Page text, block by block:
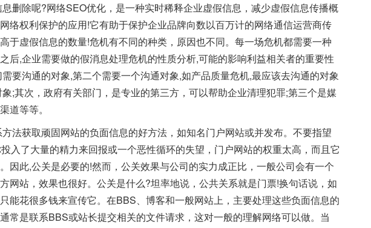
除呢?网络SEO优化，是一种实时稀释企业虚假信息，减少虚假信息传播概
络权利保护的应用!它有助于保护企业品牌向数以百万计的网络通信运营商传
于虚假信息的数量!危机有不同的种类，原因也不同。每一场危机都需要一种
后,企业需要做的假消息处理危机的性质分析,可能的影响利益相关者的重要性
要沟通的对象,第二个需要一个沟通对象,如产品质量危机,最应该去沟通的对象
;其次，政府有关部门，是专业的第三方，可以帮助企业清理犯罪;第三个是媒
道等等。
获取顽固网站的负面信息的好方法，如知名门户网站或并发布。不要指望
入了大量的精力来回报或一个恶性循环的失望，门户网站的权重太高，而且它
因此,公关是必要的!然而，公关效果与公司的实力成正比，一般公司会有一个
网站，效果也很好。公关是什么?坦率地说，公共关系就是门票!换句话说，如
能花很多钱来宣传它。在BBS、博客和一般网站上，主要处理这些负面信息的
常是联系BBS或站长提交相关的文件请求，这对一般的理解网络可以做。当